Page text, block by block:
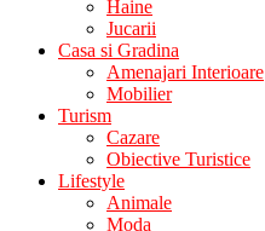
Haine
Jucarii
Casa si Gradina
Amenajari Interioare
Mobilier
Turism
Cazare
Obiective Turistice
Lifestyle
Animale
Moda